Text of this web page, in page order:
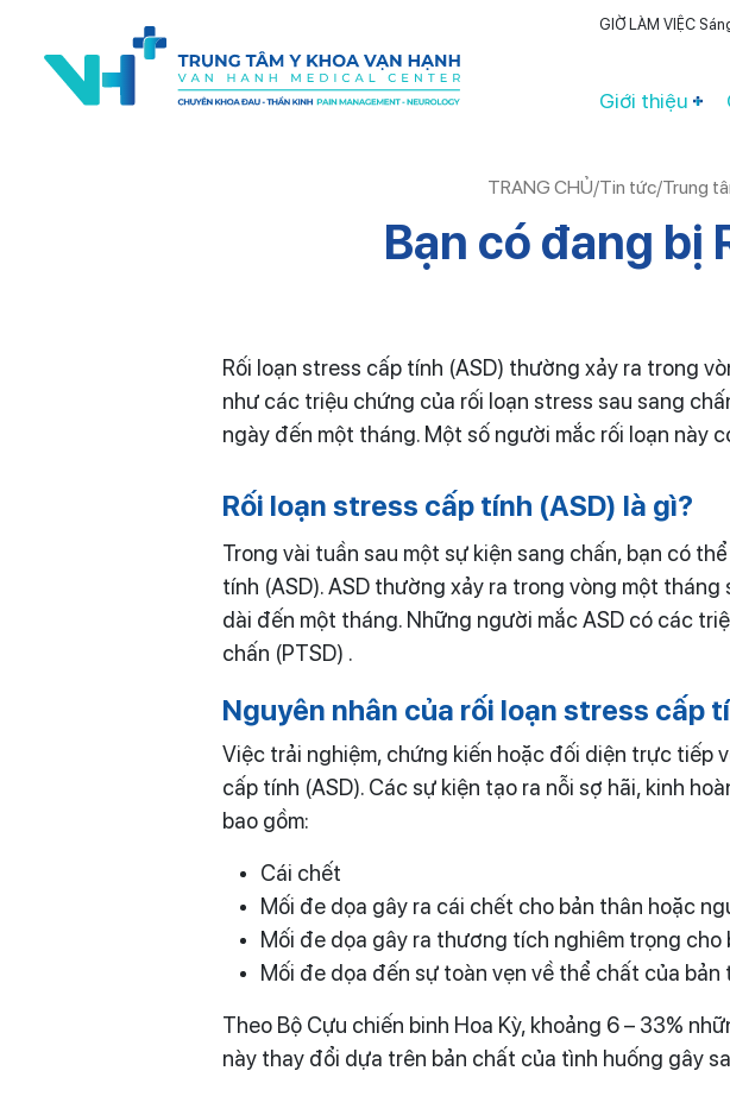
GIỜ LÀM VIỆC
Giới thiệu
TRANG CHỦ/Tin tức/Trung
Bạn có đang bị
Rối loạn stress cấp tính (ASD) thường xảy ra trong
như các triệu chứng của rối loạn stress sau sang
ngày đến một tháng. Một số người mắc rối loạn này
Rối loạn stress cấp tính (ASD) là gì?
Trong vài tuần sau một sự kiện sang chấn, bạn có
tính (ASD). ASD thường xảy ra trong vòng một
dài đến một tháng. Những người mắc ASD có các
chấn (PTSD) .
Nguyên nhân của rối loạn stress cấp
Việc trải nghiệm, chứng kiến hoặc đối diện trực tiếp
cấp tính (ASD). Các sự kiện tạo ra nỗi sợ hãi, kinh
bao gồm:
Cái chết
Mối đe dọa gây ra cái chết cho bản thân hoặc
Mối đe dọa gây ra thương tích nghiêm trọng
Mối đe dọa đến sự toàn vẹn về thể chất của
Theo Bộ Cựu chiến binh Hoa Kỳ, khoảng 6 – 33%
này thay đổi dựa trên bản chất của tình huống gây